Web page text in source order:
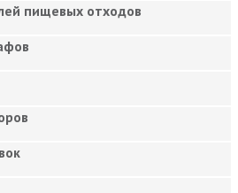
пищевых отходов